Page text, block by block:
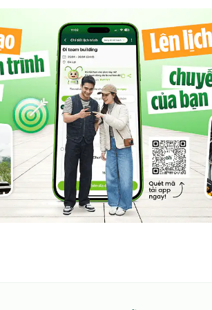
một trải nghiệm, một hành trình đưa bạn
Hãy đến và để Greentraveller biến kỳ nghỉ